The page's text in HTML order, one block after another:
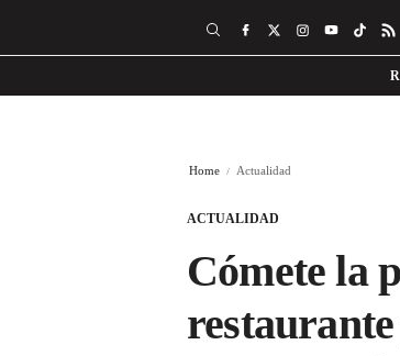
Home Actualidad
ACTUALIDAD
Cómete la